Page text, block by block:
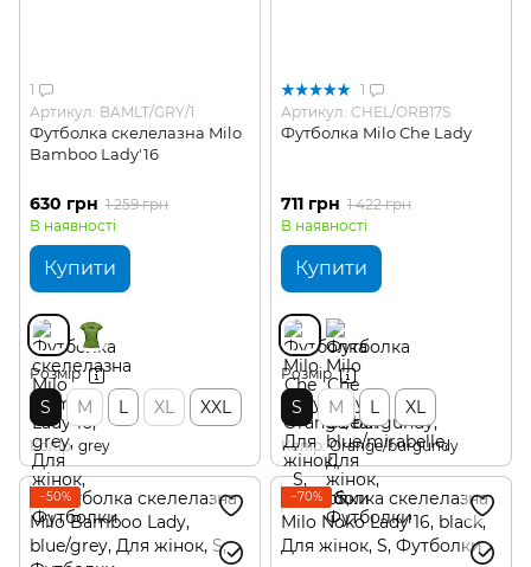
1
Артикул: BAMLT/GRY/1
Футболка скелелазна Milo
Bamboo Lady'16
630 грн 1 259 грн
В наявності
Купити
Розмір
S M L XL XXL
Колір grey
1
Артикул: CHEL/ORB17S
Футболка Milo Che Lady
711 грн 1 422 грн
В наявності
Купити
Розмір
S M L XL
Колір Orange/burgundy
−50% −70%